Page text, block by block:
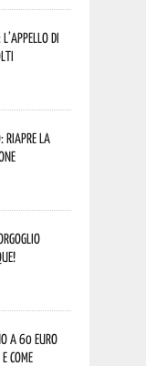
di
riapre la
a 60 euro
come